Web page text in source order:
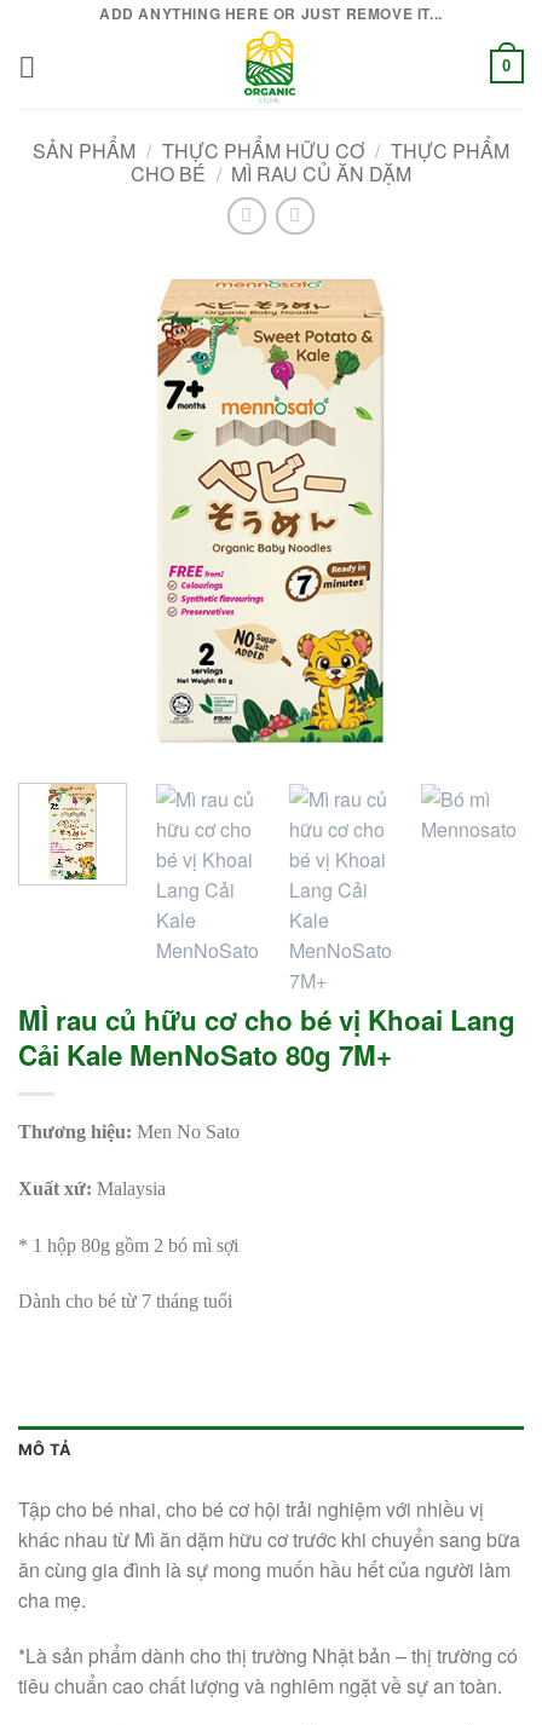
nội
ADD ANYTHING HERE OR JUST REMOVE IT...
0
SẢN PHẨM / THỰC PHẨM HỮU CƠ / THỰC PHẨM
CHO BÉ / MÌ RAU CỦ ĂN DẶM
MÌ rau củ hữu cơ cho bé vị Khoai Lang
Cải Kale MenNoSato 80g 7M+
Thương hiệu: Men No Sato
Xuất xứ: Malaysia
* 1 hộp 80g gồm 2 bó mì sợi
Dành cho bé từ 7 tháng tuổi
MÔ TẢ
Tập cho bé nhai, cho bé cơ hội trải nghiệm với nhiều vị
khác nhau từ Mì ăn dặm hữu cơ trước khi chuyển sang bữa
ăn cùng gia đình là sự mong muốn hầu hết của người làm
cha mẹ.
*Là sản phẩm dành cho thị trường Nhật bản – thị trường có
tiêu chuẩn cao chất lượng và nghiêm ngặt về sự an toàn.